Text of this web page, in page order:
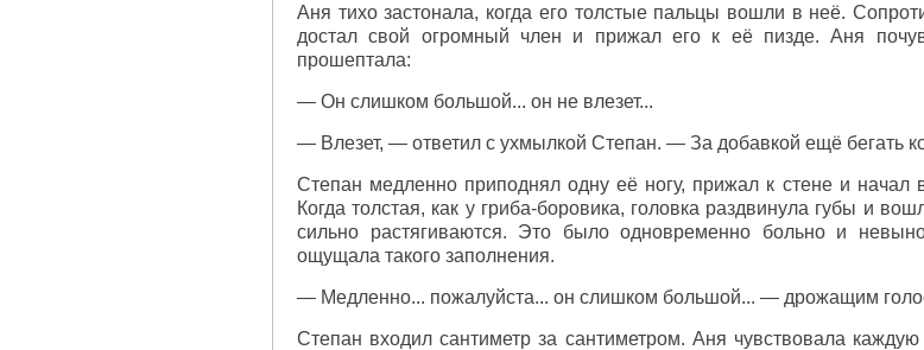
Аня тихо застонала, когда его толстые пальцы вошли в неё.
достал свой огромный член и прижал его к её пизде. Аня
прошептала:
— Он слишком большой... он не влезет...
— Влезет, — ответил с ухмылкой Степан. — За добавкой ещё бегать
Степан медленно приподнял одну её ногу, прижал к стене и начал
Когда толстая, как у гриба-боровика, головка раздвинула губы и
сильно растягиваются. Это было одновременно больно и
ощущала такого заполнения.
— Медленно... пожалуйста... он слишком большой... — дрожащим
Степан входил сантиметр за сантиметром. Аня чувствовала